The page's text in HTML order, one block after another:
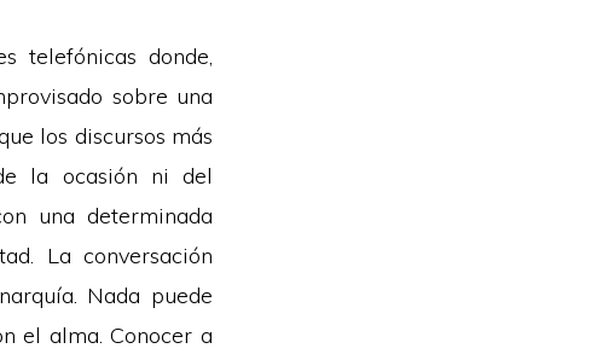
telefónicas donde,
sobre una
los discursos más
la ocasión ni del
una determinada
La conversación
Nada puede
el alma. Conocer a